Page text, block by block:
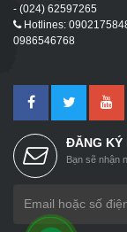
- (024) 62597265
Hotlines:
0986546768
ĐĂNG KÝ
Bạn sẽ nhận